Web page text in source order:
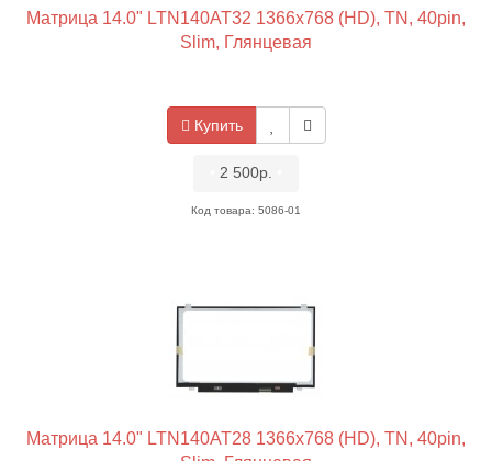
Матрица 14.0" LTN140AT32 1366x768 (HD), TN, 40pin,
Slim, Глянцевая
Купить
2 500р.
Код товара: 5086-01
Матрица 14.0" LTN140AT28 1366x768 (HD), TN, 40pin,